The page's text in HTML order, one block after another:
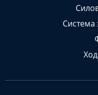
Система